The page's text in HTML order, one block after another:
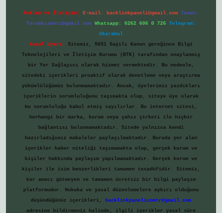
Reklam ve İletişim: E-mail: backlinkpaneli@gmail.com Teams:
forumhizmeti@gmail.com Whatsapp: 0262 606 0 726 Telegram:
@karabul
Yasal Uyarı:
Sitemiz, 5651 Sayılı Kanun gereğince Bilgi
Teknolojileri ve İletişim Kurumu (BTK) tarafından onaylanmış
bir Yer Sağlayıcı olarak hizmet vermektedir. Bu nedenle,
sitedeki içerikleri proaktif olarak denetleme veya araştırma
yükümlülüğümüz bulunmamaktadır. Ancak, üyelerimiz yazdıkları
içeriklerin sorumluluğunu taşımakta olup, siteye üye olarak
bu sorumluluğu kabul etmiş sayılırlar. Bu internet sitesi,
herhangi bir marka, kurum veya şahıs şirketi ile hiçbir
bağlantısı bulunmamaktadır. Sitede yalnızca kendi
hazırladığımız makaleler paylaşılmaktadır. Burada yer alan
içerikler haber niteliği taşımamakta olup, gerçek kurum ve
kişiler hakkında paylaşım yapılmamaktadır. Gerçek kurum ve
kişiler ile isim benzerlikleri tamamen tesadüfidir. Sitemiz,
kar amacı gütmeyen ve tamamen ücretsiz bir bilgi paylaşım
platformudur. Hukuka ve yasal düzenlemelere aykırı olduğunu
düşündüğünüz içerikleri,
backlinkpanelicomtr@gmail.com
adresine bildirmeniz halinde, ilgili içerikler yasal süre